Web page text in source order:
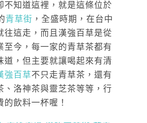
不知道這裡，就是這條位於
青草街 ，全盛時期，在台中
往這走，而且漢強百草是從
至今，每一家的青草茶都有
道，但主要就讓喝起來有清
強百草不只走青草茶，還有
、洛神茶與靈芝茶等等，行
飲料一杯喔！